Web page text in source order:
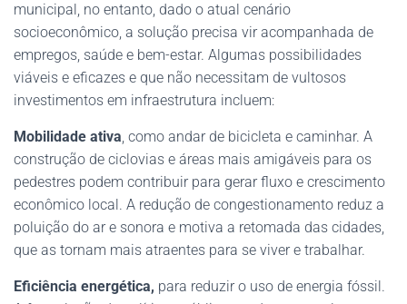
municipal, no entanto, dado o atual cenário
socioeconômico, a solução precisa vir acompanhada de
empregos, saúde e bem-estar. Algumas possibilidades
viáveis e eficazes e que não necessitam de vultosos
investimentos em infraestrutura incluem:
Mobilidade ativa, como andar de bicicleta e caminhar. A
construção de ciclovias e áreas mais amigáveis para os
pedestres podem contribuir para gerar fluxo e crescimento
econômico local. A redução de congestionamento reduz a
poluição do ar e sonora e motiva a retomada das cidades,
que as tornam mais atraentes para se viver e trabalhar.
Eficiência energética, para reduzir o uso de energia fóssil.